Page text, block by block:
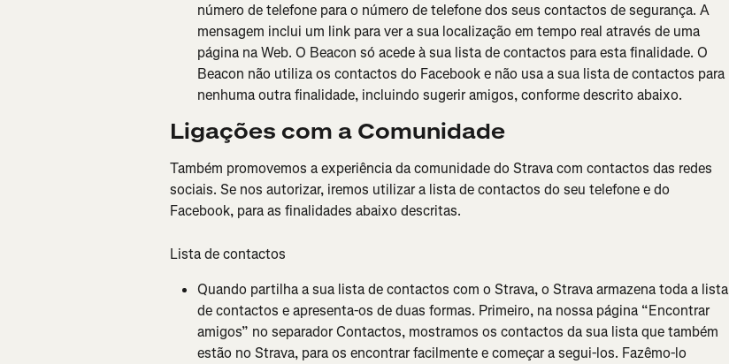
número de telefone para o número de telefone dos seus contactos de segurança. A
mensagem inclui um link para ver a sua localização em tempo real através de uma
página na Web. O Beacon só acede à sua lista de contactos para esta finalidade. O
Beacon não utiliza os contactos do Facebook e não usa a sua lista de contactos para
nenhuma outra finalidade, incluindo sugerir amigos, conforme descrito abaixo.
Ligações com a Comunidade
Também promovemos a experiência da comunidade do Strava com contactos das redes
sociais. Se nos autorizar, iremos utilizar a lista de contactos do seu telefone e do
Facebook, para as finalidades abaixo descritas.
Lista de contactos
Quando partilha a sua lista de contactos com o Strava, o Strava armazena toda a lista
de contactos e apresenta-os de duas formas. Primeiro, na nossa página “Encontrar
amigos” no separador Contactos, mostramos os contactos da sua lista que também
estão no Strava, para os encontrar facilmente e começar a segui-los. Fazêmo-lo